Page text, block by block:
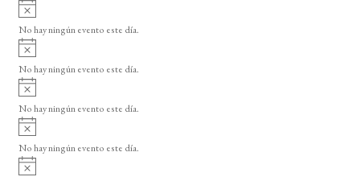
o
A
v
i
o
No hay ningún evento este día.
A
v
i
o
No hay ningún evento este día.
A
v
i
o
No hay ningún evento este día.
A
v
i
No hay ningún evento este día.
A
v